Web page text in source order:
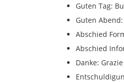
Guten Tag:
Guten
Abschied
Abschied
Danke: Grazie